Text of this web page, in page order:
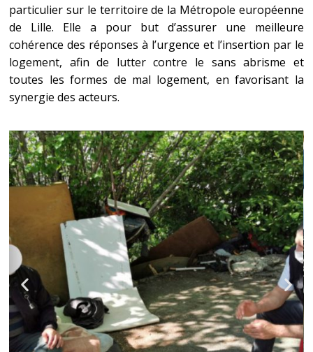
particulier sur le territoire de la Métropole européenne
de Lille. Elle a pour but d’assurer une meilleure
cohérence des réponses à l’urgence et l’insertion par le
logement, afin de lutter contre le sans abrisme et
toutes les formes de mal logement, en favorisant la
synergie des acteurs.